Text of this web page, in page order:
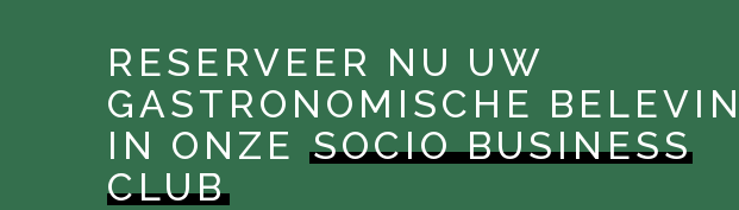
RESERVEER NU UW
GASTRONOMISCHE
IN ONZESOCIO BUSINESS
CLUB